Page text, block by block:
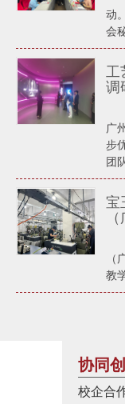
动
会
工
调
广
步
团
宝
教
协同
校企合